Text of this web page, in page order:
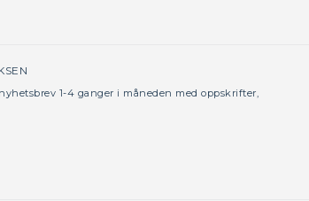
1-4 ganger i måneden med oppskrifter,